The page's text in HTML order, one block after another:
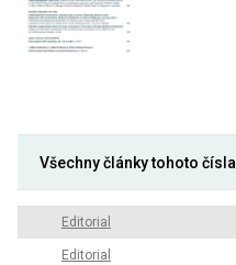
Všechny články tohoto čísla
Editorial
Editorial